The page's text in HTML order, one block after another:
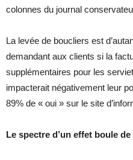
colonnes du journal
La levée de boucliers est
demandant aux clients si la
supplémentaires pour les
impacterait négativement leur
89% de « oui » sur le site
Le spectre d’un effet boule de